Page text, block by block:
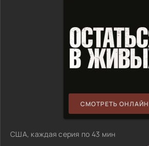
СМОТРЕТЬ ОНЛАЙН
США, каждая серия по 43 мин